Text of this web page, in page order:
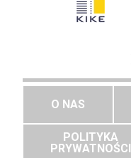
O NAS
POLITYKA
PRYWATNOŚCI